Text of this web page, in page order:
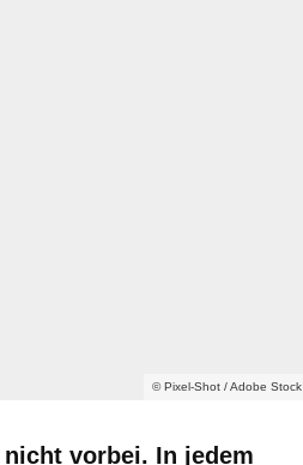
© Pixel-Shot / Adobe Stock
vorbei. In jedem